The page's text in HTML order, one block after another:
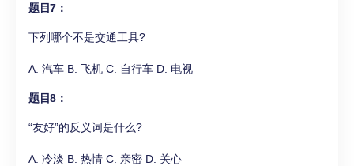
题目7：
下列哪个不是交通工具?
A. 汽车 B. 飞机 C. 自行车 D. 电视
题目8：
“友好”的反义词是什么?
A. 冷淡 B. 热情 C. 亲密 D. 关心